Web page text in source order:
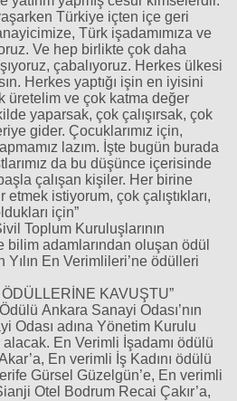
Türkiye içten içe geri
Türk işadamımıza ve
Ve hep birlikte çok daha
çabalıyoruz. Herkes ülkesi
Herkes yaptığı işin en iyisini
üretelim ve çok katma değer
yaparsak, çok çalışırsak, çok
gider. Çocuklarımız için,
lazım. İşte bugün burada
da bu düşünce içerisinde
çalışan kişiler. Her birine
istiyorum, çok çalıştıkları,
için”
Toplum Kuruluşlarının
bilim adamlarından oluşan ödül
En Verimlileri’ne ödülleri
KAVUŞTU”
Ankara Sanayi Odası’nın
Odası adına Yönetim Kurulu
En Verimli İşadamı ödülü
En verimli İş Kadını ödülü
Gürsel Güzelgün’e, En verimli
Otel Bodrum Recai Çakır’a,